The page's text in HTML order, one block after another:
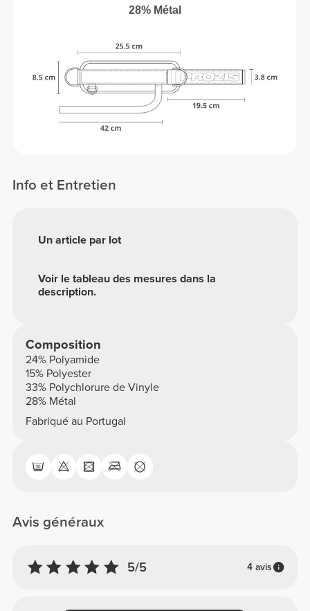
28% Métal
Info et Entretien
Voir le tableau des mesures dans la
description.
Un article par lot
Composition
24% Polyamide
15% Polyester
33% Polychlorure de Vinyle
28% Métal
Fabriqué au Portugal
Avis généraux
5/5 4 avis